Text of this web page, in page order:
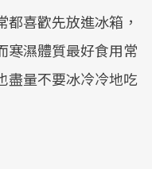
喜歡先放進冰箱，
寒濕體質最好食用常
盡量不要冰冷冷地吃